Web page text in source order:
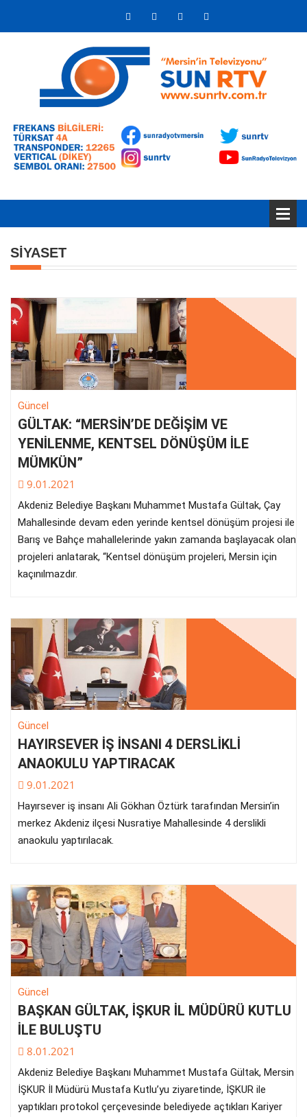
SİYASET
Güncel
GÜLTAK: “MERSİN’DE DEĞİŞİM VE
YENİLENME, KENTSEL DÖNÜŞÜM İLE
MÜMKÜN”
9.01.2021
Akdeniz Belediye Başkanı Muhammet Mustafa Gültak, Çay
Mahallesinde devam eden yerinde kentsel dönüşüm projesi ile
Barış ve Bahçe mahallelerinde yakın zamanda başlayacak olan
projeleri anlatarak, “Kentsel dönüşüm projeleri, Mersin için
kaçınılmazdır.
Güncel
HAYIRSEVER İŞ İNSANI 4 DERSLİKLİ
ANAOKULU YAPTIRACAK
9.01.2021
Hayırsever iş insanı Ali Gökhan Öztürk tarafından Mersin’in
merkez Akdeniz ilçesi Nusratiye Mahallesinde 4 derslikli
anaokulu yaptırılacak.
Güncel
BAŞKAN GÜLTAK, İŞKUR İL MÜDÜRÜ KUTLU
İLE BULUŞTU
8.01.2021
Akdeniz Belediye Başkanı Muhammet Mustafa Gültak, Mersin
İŞKUR İl Müdürü Mustafa Kutlu’yu ziyaretinde, İŞKUR ile
yaptıkları protokol çerçevesinde belediyede açtıkları Kariyer